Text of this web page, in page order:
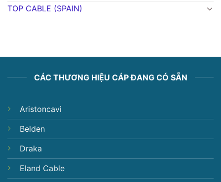
TOP CABLE (SPAIN)
CÁC THƯƠNG HIỆU CÁP ĐANG CÓ SẴN
Aristoncavi
Belden
Draka
Eland Cable